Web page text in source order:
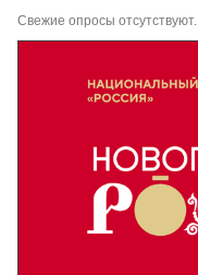
Свежие опросы отсутствуют...